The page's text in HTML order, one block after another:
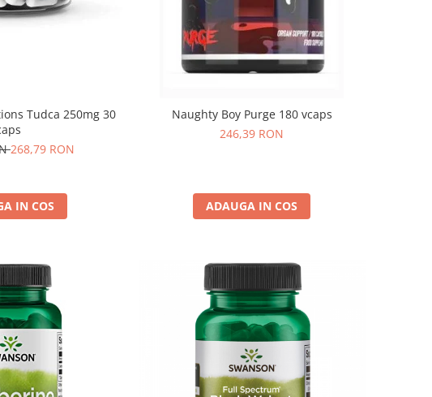
Tudca 250mg 30
268,79 RON
IN COS
Naughty Boy Purge 180 vcaps
246,39 RON
ADAUGA IN COS